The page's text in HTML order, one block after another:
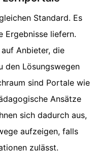
Standard. Es
Ergebnisse liefern.
Anbieter, die
den Lösungswegen
sind Portale wie
Ansätze
sich dadurch aus,
aufzeigen, falls
zulässt.